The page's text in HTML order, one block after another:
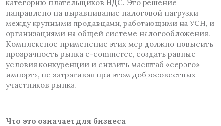
категорию плательщиков НДС. Это решение
направлено на выравнивание налоговой нагрузки
между крупными продавцами, работающими на УСН, и
организациями на общей системе налогообложения.
Комплексное применение этих мер должно повысить
прозрачность рынка e-commerce, создать равные
условия конкуренции и снизить масштаб «серого»
импорта, не затрагивая при этом добросовестных
участников рынка.
Что это означает для бизнеса